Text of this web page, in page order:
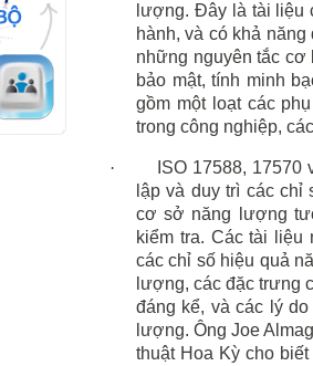
lượng. Đây là tài liệu
hành, và có khả
những nguyên tắc cơ
bảo mật, tính minh
gồm một loạt các
trong công nghiệp,
·
ISO 17588,
lập và duy trì các
cơ sở năng lượng
kiểm tra. Các tài
các chỉ số hiệu quả
lượng, các đặc trưng
đáng kể, và các lý
lượng. Ông Joe
thuật Hoa Kỳ cho